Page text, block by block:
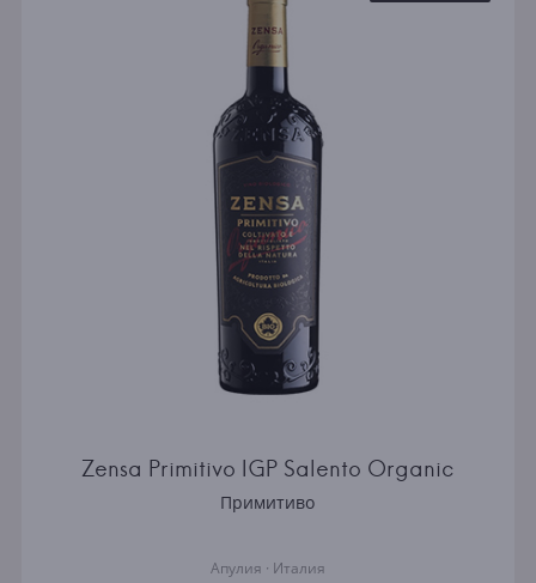
Zensa Primitivo IGP Salento Organic
Примитиво
Апулия · Италия